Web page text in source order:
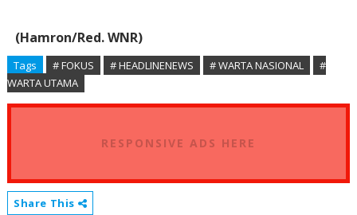
(Hamron/Red. WNR)
Tags # FOKUS # HEADLINENEWS # WARTA NASIONAL
#
WARTA UTAMA
RESPONSIVE ADS HERE
Share This